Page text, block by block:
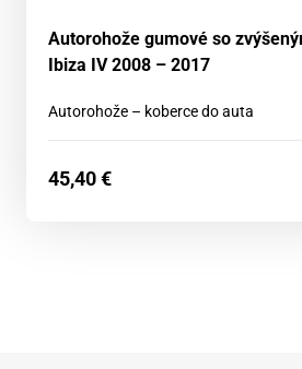
Autorohože gumové so
Ibiza IV 2008 – 2017
Autorohože – koberce do auta
45,40€